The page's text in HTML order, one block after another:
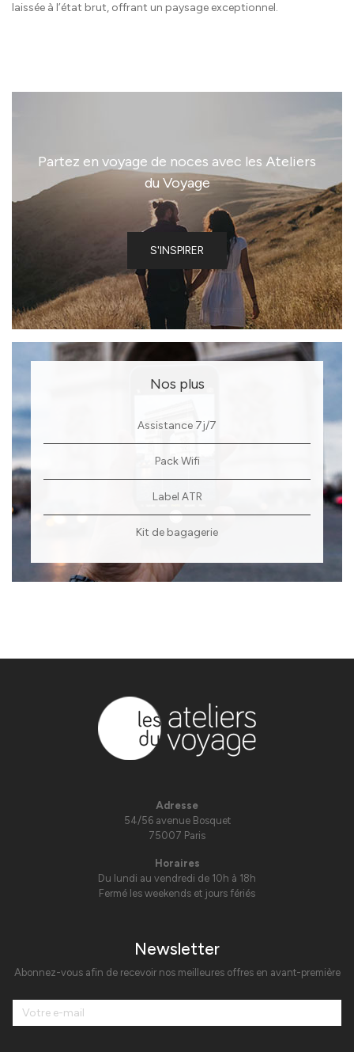
laissée à l’état brut, offrant un paysage exceptionnel.
Partez en voyage de noces avec les Ateliers
du Voyage
S'INSPIRER
Nos plus
Assistance 7j/7
Pack Wifi
Label ATR
Kit de bagagerie
Adresse
54/56 avenue Bosquet
75007 Paris
Horaires
Du lundi au vendredi de 10h à 18h
Fermé les weekends et jours fériés
Newsletter
Abonnez-vous afin de recevoir nos meilleures offres en avant-première